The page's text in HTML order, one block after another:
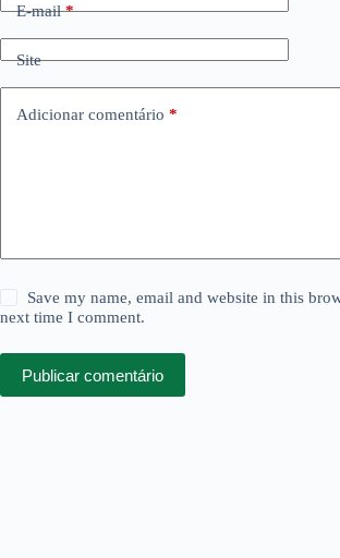
E-mail*
Site
Adicionar comentário *
Save my name, email and website in this
next time I comment.
Publicar comentário